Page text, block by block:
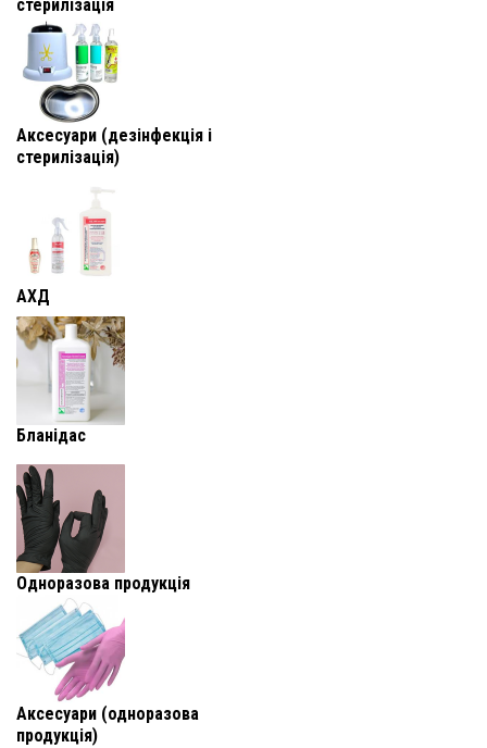
стерилізація
Аксесуари (дезінфекція і
стерилізація)
АХД
Бланідас
Одноразова продукція
Аксесуари (одноразова
продукція)